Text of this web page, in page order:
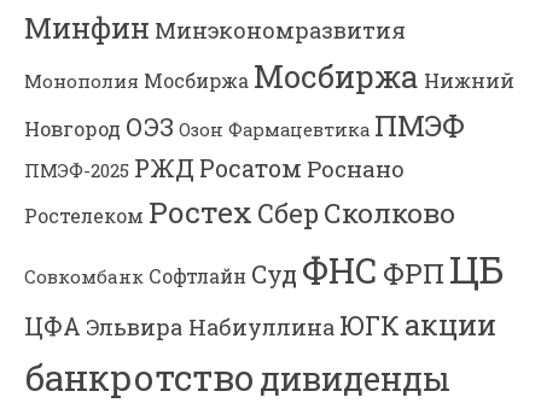
Минфин Минэкономразвития
Монополия Мосбиржа Мосбиржа Нижний
Новгород ОЭЗ Озон Фармацевтика ПМЭФ
ПМЭФ-2025 РЖД Росатом Роснано
Ростелеком Ростех Сбер Сколково
Совкомбанк Софтлайн Суд ФНС ФРП ЦБ
ЦФА Эльвира Набиуллина ЮГК акции
банкротство дивиденды